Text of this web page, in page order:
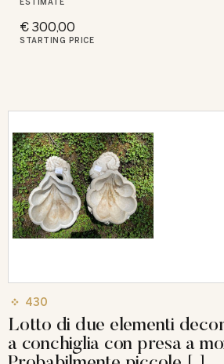
ESTIMATE
€ 300,00
STARTING PRICE
430
Lotto di due elementi
a conchiglia con presa a